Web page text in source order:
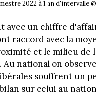
2022 à 1 an d'intervalle
avec un chiffre
raccord avec la
et le milieu
national on
souffrent un
sur celui au